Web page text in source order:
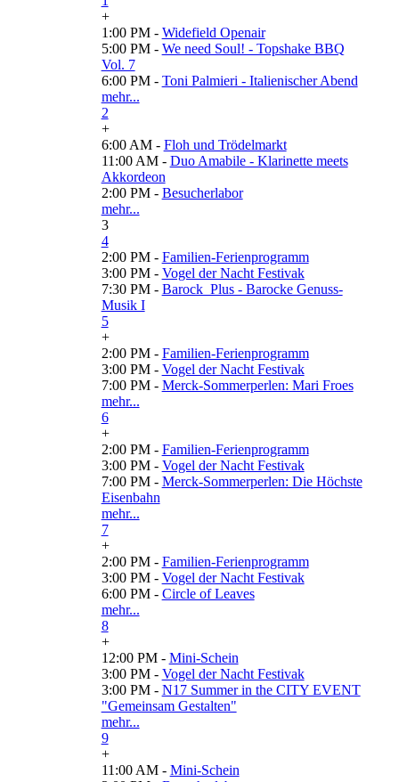
+
1:00 PM - Widefield Openair
5:00 PM - We need Soul! - Topshake BBQ
Vol. 7
6:00 PM - Toni Palmieri - Italienischer Abend
mehr...
2
+
6:00 AM - Floh und Trödelmarkt
11:00 AM - Duo Amabile - Klarinette meets
Akkordeon
2:00 PM - Besucherlabor
mehr...
3
4
2:00 PM - Familien-Ferienprogramm
3:00 PM - Vogel der Nacht Festivak
7:30 PM - Barock_Plus - Barocke Genuss-
Musik I
5
+
2:00 PM - Familien-Ferienprogramm
3:00 PM - Vogel der Nacht Festivak
7:00 PM - Merck-Sommerperlen: Mari Froes
mehr...
6
+
2:00 PM - Familien-Ferienprogramm
3:00 PM - Vogel der Nacht Festivak
7:00 PM - Merck-Sommerperlen: Die Höchste
Eisenbahn
mehr...
7
+
2:00 PM - Familien-Ferienprogramm
3:00 PM - Vogel der Nacht Festivak
6:00 PM - Circle of Leaves
mehr...
8
+
12:00 PM - Mini-Schein
3:00 PM - Vogel der Nacht Festivak
3:00 PM - N17 Summer in the CITY EVENT
"Gemeinsam Gestalten"
mehr...
9
+
11:00 AM - Mini-Schein